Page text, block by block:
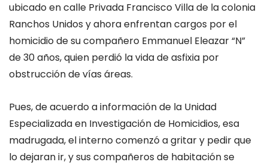
ubicado encalle Privada Francisco Villade la colonia
Ranchos Unidos y ahora enfrentan cargos por el
homicidio de su compañero Emmanuel Eleazar “N”
de 30 años, quien perdió la vida de asfixia por
obstrucción de vías áreas.
Pues, de acuerdo a información de la Unidad
Especializada en Investigación de Homicidios, esa
madrugada, el interno comenzó a gritar y pedir que
lo dejaran ir, y sus compañeros de habitación se